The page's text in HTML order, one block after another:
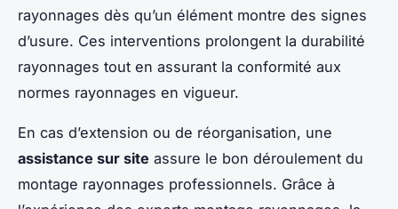
rayonnages dès qu’un élément montre des signes
d’usure. Ces interventions prolongent la durabilité
rayonnages tout en assurant la conformité aux
normes rayonnages en vigueur.
En cas d’extension ou de réorganisation, une
assistance sur site assure le bon déroulement du
montage rayonnages professionnels. Grâce à